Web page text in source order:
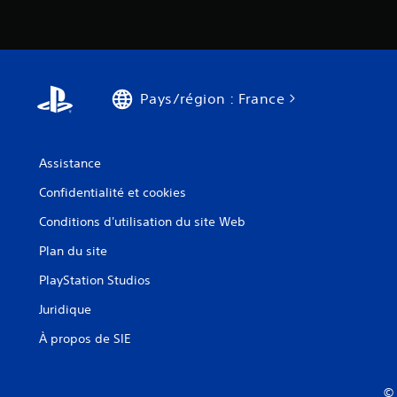
Pays/région : France
Assistance
Confidentialité et cookies
Conditions d'utilisation du site Web
Plan du site
PlayStation Studios
Juridique
À propos de SIE
©